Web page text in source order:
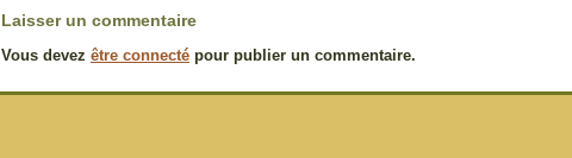
Laisser un commentaire
Vous devez être connecté pour publier un commentaire.